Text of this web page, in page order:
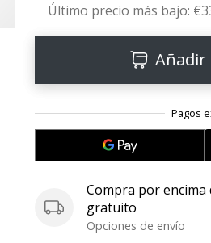
Último precio más bajo:
Añadir
Compra por encima
gratuito
Opciones de envío